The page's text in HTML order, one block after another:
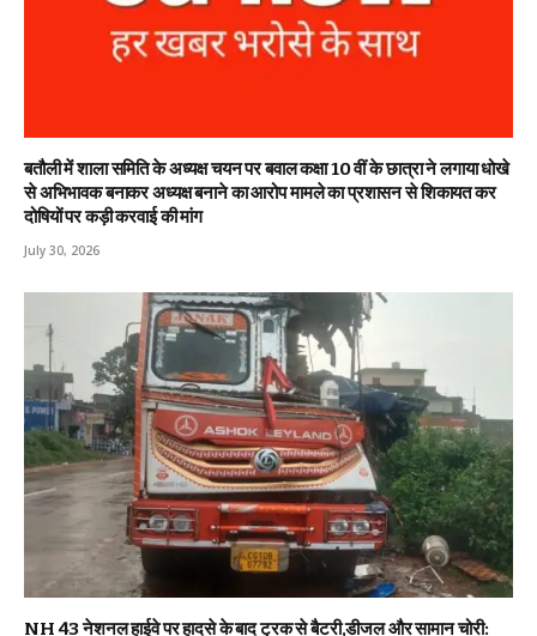
बतौली में शाला समिति के अध्यक्ष चयन पर बवाल कक्षा 10 वीं के छात्रा ने लगाया धोखे
से अभिभावक बनाकर अध्यक्ष बनाने का आरोप मामले का प्रशासन से शिकायत कर
दोषियों पर कड़ी करवाई की मांग
July 30, 2026
NH 43 नेशनल हाईवे पर हादसे के बाद ट्रक से बैटरी,डीजल और सामान चोरी: